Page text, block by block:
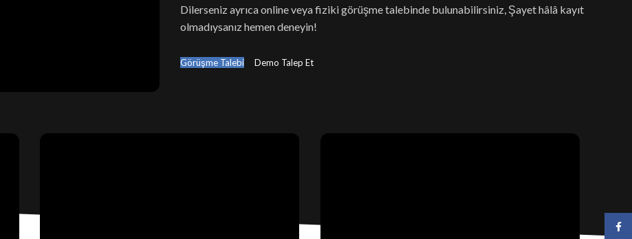
Dilerseniz ayrıca online veya fiziki görüşme talebinde bulunabilirsiniz, Şayet hâlâ kayıt
olmadıysanız hemen deneyin!
Görüşme Talebi Demo Talep Et